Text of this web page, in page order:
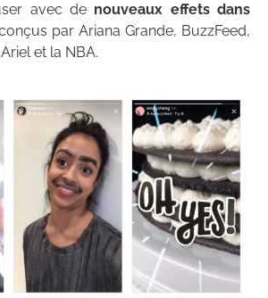
avec de nouveaux effets dans
par Ariana Grande, BuzzFeed,
et la NBA.